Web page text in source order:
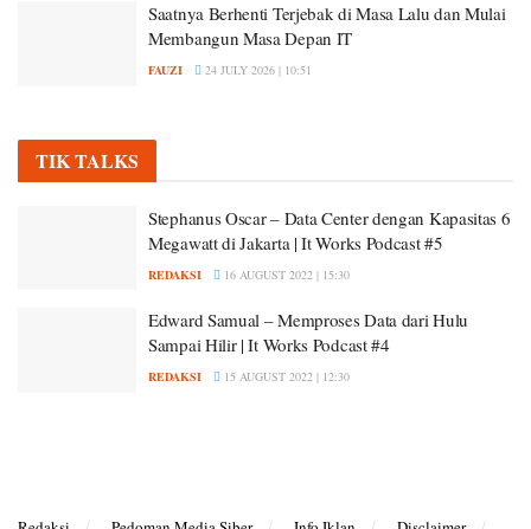
Saatnya Berhenti Terjebak di Masa Lalu dan Mulai
Membangun Masa Depan IT
FAUZI 24 JULY 2026 | 10:51
TIK TALKS
Stephanus Oscar – Data Center dengan Kapasitas 6
Megawatt di Jakarta | It Works Podcast #5
REDAKSI 16 AUGUST 2022 | 15:30
Edward Samual – Memproses Data dari Hulu
Sampai Hilir | It Works Podcast #4
REDAKSI 15 AUGUST 2022 | 12:30